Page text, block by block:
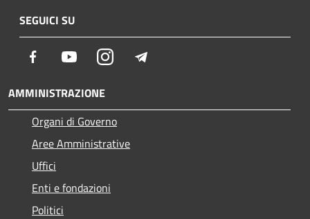
SEGUICI SU
Facebook YoutubeInstagram
AMMINISTRAZIONE
Organi di Governo
Aree Amministrative
Uffici
Enti e fondazioni
Politici